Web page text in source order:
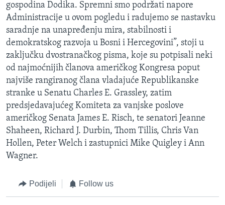
gospodina Dodika. Spremni smo podržati napore
Administracije u ovom pogledu i radujemo se nastavku
saradnje na unapređenju mira, stabilnosti i
demokratskog razvoja u Bosni i Hercegovini”, stoji u
zaključku dvostranačkog pisma, koje su potpisali neki
od najmoćnijih članova američkog Kongresa poput
najviše rangiranog člana vladajuće Republikanske
stranke u Senatu Charles E. Grassley, zatim
predsjedavajućeg Komiteta za vanjske poslove
američkog Senata James E. Risch, te senatori Jeanne
Shaheen, Richard J. Durbin, Thom Tillis, Chris Van
Hollen, Peter Welch i zastupnici Mike Quigley i Ann
Wagner.
Podijeli Follow us